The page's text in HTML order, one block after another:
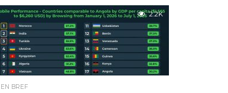
2.2K
EN BREF